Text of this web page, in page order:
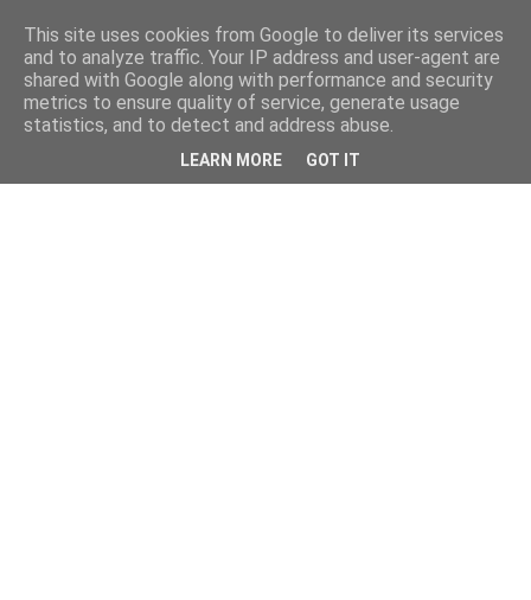
This site uses cookies from Google to deliver its services
and to analyze traffic. Your IP address and user-agent are
shared with Google along with performance and security
metrics to ensure quality of service, generate usage
statistics, and to detect and address abuse.
LEARN MORE GOT IT